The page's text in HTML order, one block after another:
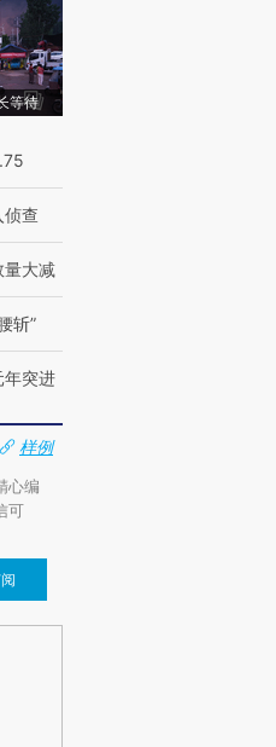
等待
侦查
量大减
斩”
年突进
样例
心编
可